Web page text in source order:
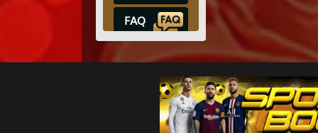
FAQ
Hadiah &
07-08-2026
11
Raja -
Samiaji
12
Wanita
Bubuk -